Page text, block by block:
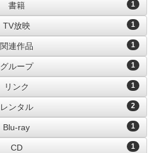
1
書籍
1
TV放映
1
関連作品
1
グループ
1
リンク
2
レンタル
1
Blu-ray
1
CD